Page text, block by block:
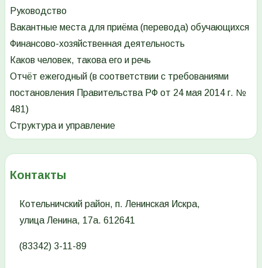
Руководство
Вакантные места для приёма (перевода) обучающихся
Финансово-хозяйственная деятельность
Каков человек, такова его и речь
Отчёт ежегодный (в соответствии с требованиями
постановления Правительства РФ от 24 мая 2014 г. №
481)
Структура и управление
Контакты
Котельничский район, п. Ленинская Искра,
улица Ленина, 17а. 612641
(83342) 3-11-89